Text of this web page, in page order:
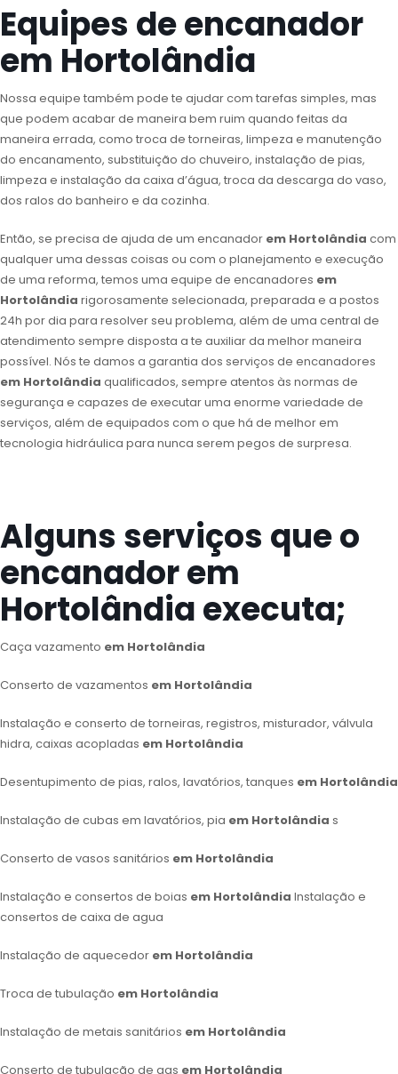
Equipes de encanador
em Hortolândia
Nossa equipe também pode te ajudar com tarefas simples, mas
que podem acabar de maneira bem ruim quando feitas da
maneira errada, como troca de torneiras, limpeza e manutenção
do encanamento, substituição do chuveiro, instalação de pias,
limpeza e instalação da caixa d’água, troca da descarga do vaso,
dos ralos do banheiro e da cozinha.
Então, se precisa de ajuda de um encanador em Hortolândia com
qualquer uma dessas coisas ou com o planejamento e execução
de uma reforma, temos uma equipe de encanadores em
Hortolândia rigorosamente selecionada, preparada e a postos
24h por dia para resolver seu problema, além de uma central de
atendimento sempre disposta a te auxiliar da melhor maneira
possível. Nós te damos a garantia dos serviços de encanadores
em Hortolândia qualificados, sempre atentos às normas de
segurança e capazes de executar uma enorme variedade de
serviços, além de equipados com o que há de melhor em
tecnologia hidráulica para nunca serem pegos de surpresa.
Alguns serviços que o
encanador em
Hortolândia executa;
Caça vazamento em Hortolândia
Conserto de vazamentos em Hortolândia
Instalação e conserto de torneiras, registros, misturador, válvula
hidra, caixas acopladas em Hortolândia
Desentupimento de pias, ralos, lavatórios, tanques em Hortolândia
Instalação de cubas em lavatórios, pia em Hortolândia s
Conserto de vasos sanitários em Hortolândia
Instalação e consertos de boias em Hortolândia Instalação e
consertos de caixa de agua
Instalação de aquecedor em Hortolândia
Troca de tubulação em Hortolândia
Instalação de metais sanitários em Hortolândia
Conserto de tubulação de gas em Hortolândia